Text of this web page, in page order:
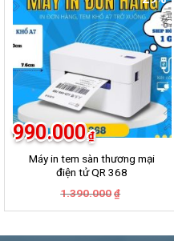
Máy in tem sàn thương mại
điện tử QR 368
1.390.000 ₫
là:
990.000 ₫
tại
990.000₫.